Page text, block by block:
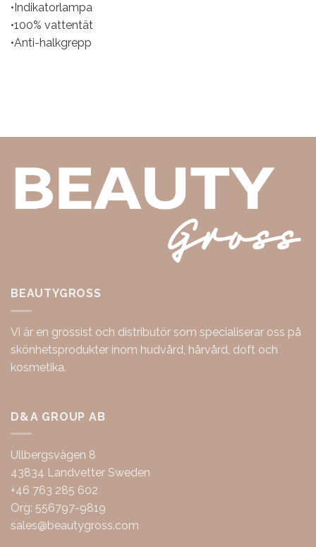
•Indikatorlampa
•100% vattentät
•Anti-halkgrepp
BEAUTYGROSS
Vi är en grossist och distributör som specialiserar oss på
skönhetsprodukter inom hudvård, hårvård, doft och
kosmetika.
D&A GROUP AB
Ullbergsvägen 8
43834 Landvetter Sweden
+46 763 285 602
Org: 556797-9819
sales@beautygross.com